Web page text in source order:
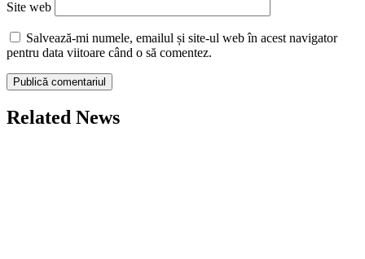
Site web
Salvează-mi numele, emailul și site-ul web în acest navigator
pentru data viitoare când o să comentez.
Related News